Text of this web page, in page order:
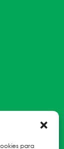
para